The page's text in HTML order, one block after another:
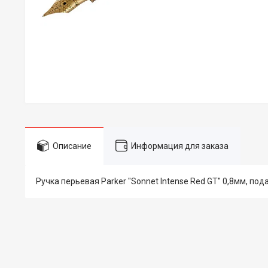
Описание Информация для заказа
Ручка перьевая Parker "Sonnet Intense Red GT" 0,8мм,